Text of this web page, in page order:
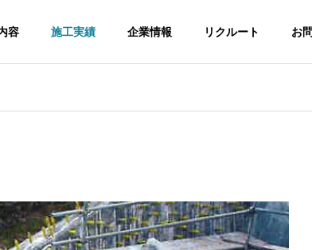
容 施工実績 企業情報 リクルート お